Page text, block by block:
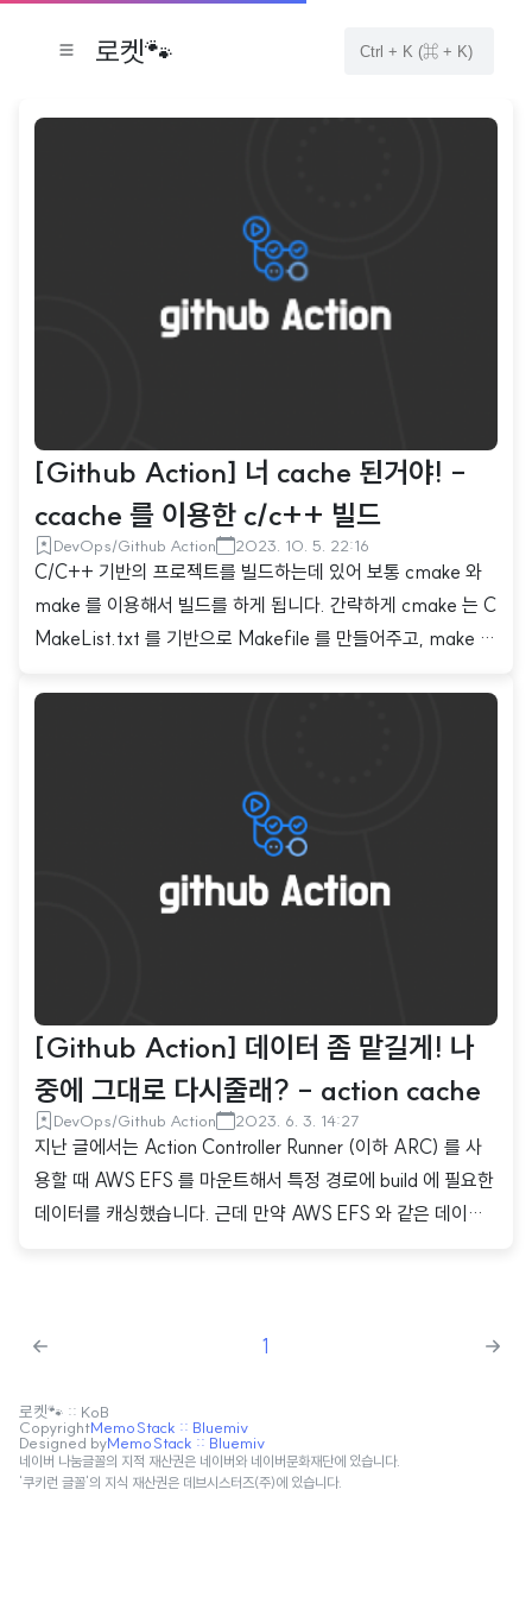
로켓🐾
[Github Action] 너 cache 된거야! -
ccache 를 이용한 c/c++ 빌드
DevOps/Github Action 2023. 10. 5. 22:16
C/C++ 기반의 프로젝트를 빌드하는데 있어 보통 cmake 와
make 를 이용해서 빌드를 하게 됩니다. 간략하게 cmake 는 C
MakeList.txt 를 기반으로 Makefile 를 만들어주고, make 는
위한 프로세스이고, make 는 실제로 빌드를 해주는 프로세스
er 는 2GB Memory 의 인스턴스입니다. 빌드 시간을 단축시
키고 싶습니다. 빌드 시간을 단축시키기 위한 방법으로 가장 먼
저 떠오르는 것은 바로 캐싱 입니다. 매번 같이 파일을 빌드하지
말고, 반복되는 빌드 파일을 캐싱해놓으면 시간이..
[Github Action] 데이터 좀 맡길게! 나
중에 그대로 다시줄래? - action cache
DevOps/Github Action 2023. 6. 3. 14:27
지난 글에서는 Action Controller Runner (이하 ARC) 를 사
용할 때 AWS EFS 를 마운트해서 특정 경로에 build 에 필요한
데이터를 캐싱했습니다. 근데 만약 AWS EFS 와 같은 데이터
한다면 아마 이미 다들 잘 아실 수도 있겠군요. Action Cache
하나입니다. 도큐먼트를 보면 꽤 자세하게 설명이 되어있습니
다. 예제 코드도 존재하며, 각 필요한 with 에 대해서도 친절하
게 설명해주고 있습니다...
1
로켓🐾 :: KoB
CopyrightMemoStack :: Bluemiv
Designed byMemoStack :: Bluemiv
네이버 나눔글꼴의 지적 재산권은 네이버와 네이버문화재단에 있습니다.
'쿠키런 글꼴'의 지식 재산권은 데브시스터즈(주)에 있습니다.